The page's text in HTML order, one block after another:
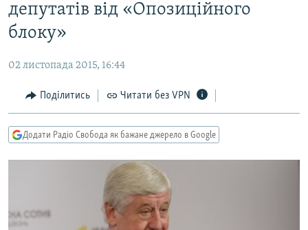
до
основної
Перейти
пошукуКУЛЬТУРА
СПОРТ
ВІЙНА
ДОНБАС.РЕАЛІЇ
КРИМ.РЕАЛІЇ
ТИ ЯК?
ФОТО
депутатів від «Опозиційного
блоку»
02 листопада 2015, 16:44
Поділитись Читати без VPN
Додати Радіо Свобода як бажане джерело в Google